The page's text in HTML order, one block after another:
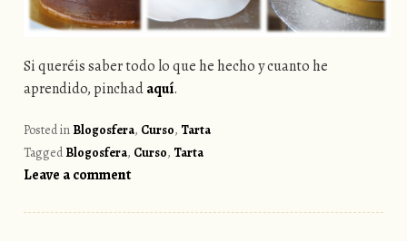
Si queréis saber todo lo que he hecho y cuanto he
aprendido, pinchadaquí.
Posted in Blogosfera, Curso, Tarta
TaggedBlogosfera, Curso, Tarta
Leave a comment